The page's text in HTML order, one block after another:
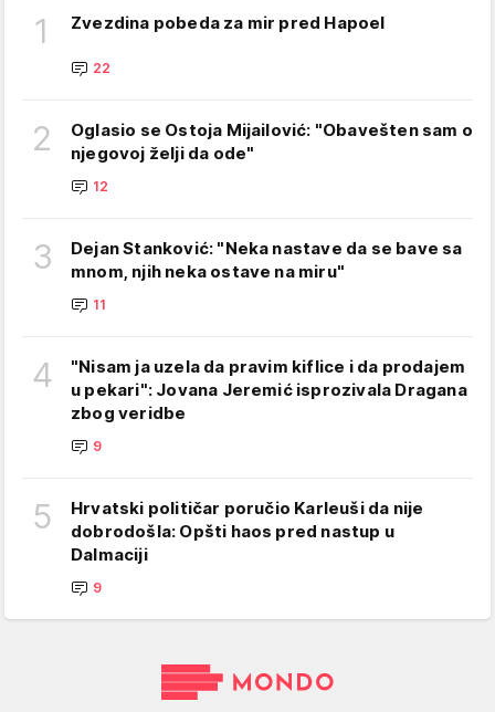
1 Zvezdina pobeda za mir pred Hapoel
22
2
Oglasio se Ostoja Mijailović: "Obavešten sam o
njegovoj želji da ode"
12
3
Dejan Stanković: "Neka nastave da se bave sa
mnom, njih neka ostave na miru"
11
4
"Nisam ja uzela da pravim kiflice i da prodajem
u pekari": Jovana Jeremić isprozivala Dragana
zbog veridbe
9
5
Hrvatski političar poručio Karleuši da nije
dobrodošla: Opšti haos pred nastup u
Dalmaciji
9